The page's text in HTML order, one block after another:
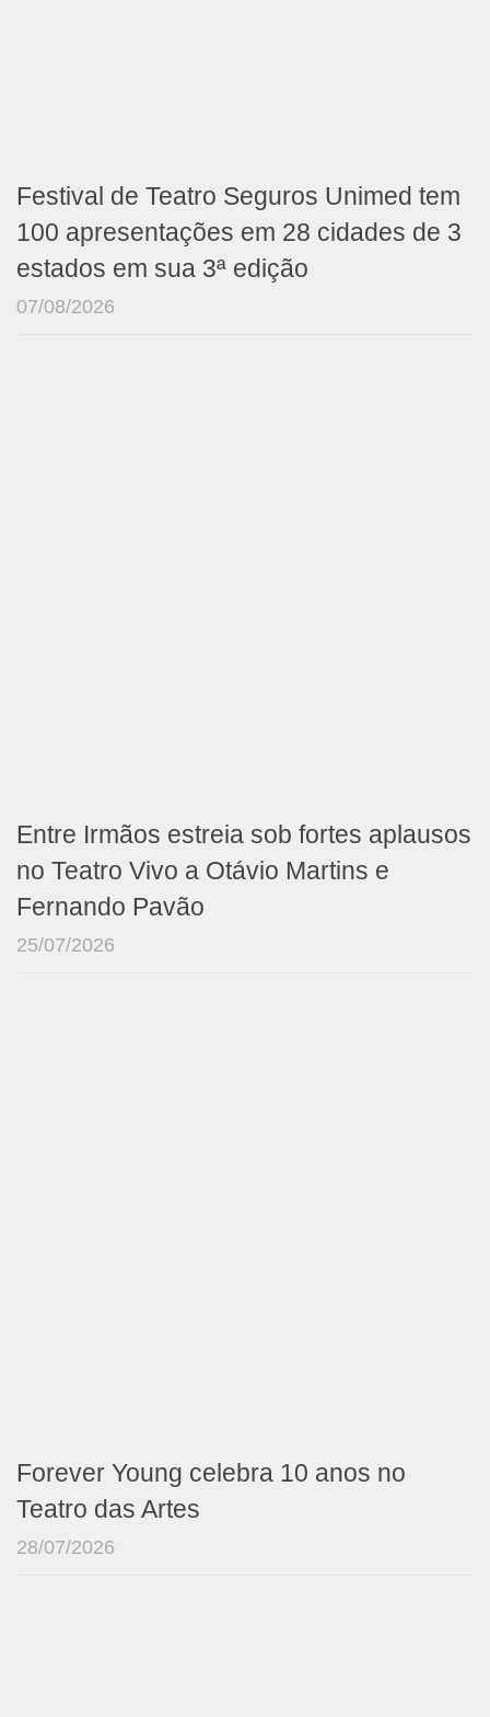
Festival de Teatro Seguros Unimed tem
100 apresentações em 28 cidades de 3
estados em sua 3ª edição
07/08/2026
Entre Irmãos estreia sob fortes aplausos
no Teatro Vivo a Otávio Martins e
Fernando Pavão
25/07/2026
Forever Young celebra 10 anos no
Teatro das Artes
28/07/2026